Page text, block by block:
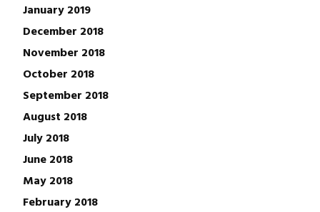
January 2019
December 2018
November 2018
October 2018
September 2018
August 2018
July 2018
June 2018
May 2018
February 2018